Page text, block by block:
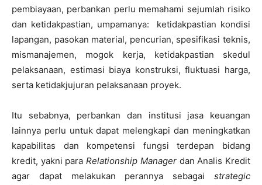
pembiayaan, perbankan perlu memahami sejumlah risiko
dan ketidakpastian, umpamanya: ketidakpastian kondisi
lapangan, pasokan material, pencurian, spesifikasi teknis,
mismanajemen, mogok kerja, ketidakpastian skedul
pelaksanaan, estimasi biaya konstruksi, fluktuasi harga,
serta ketidakjujuran pelaksanaan proyek.
Itu sebabnya, perbankan dan institusi jasa keuangan
lainnya perlu untuk dapat melengkapi dan meningkatkan
kapabilitas dan kompetensi fungsi terdepan bidang
kredit, yakni paraRelationship Managerdan Analis Kredit
agar dapat melakukan perannya sebagai strategic